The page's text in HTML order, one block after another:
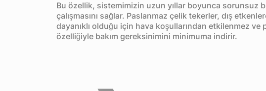
Bu özellik, sistemimizin uzun yıllar boyunca sorunsuz
çalışmasını sağlar. Paslanmaz çelik tekerler, dış
dayanıklı olduğu için hava koşullarından etkilenmez ve
özelliğiyle bakım gereksinimini minimuma indirir.